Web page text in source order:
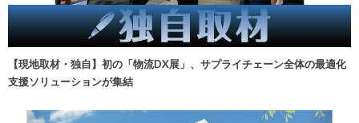
【現地取材・独自】初の「物流DX展」、サプライチェーン全体の最適化
支援ソリューションが集結